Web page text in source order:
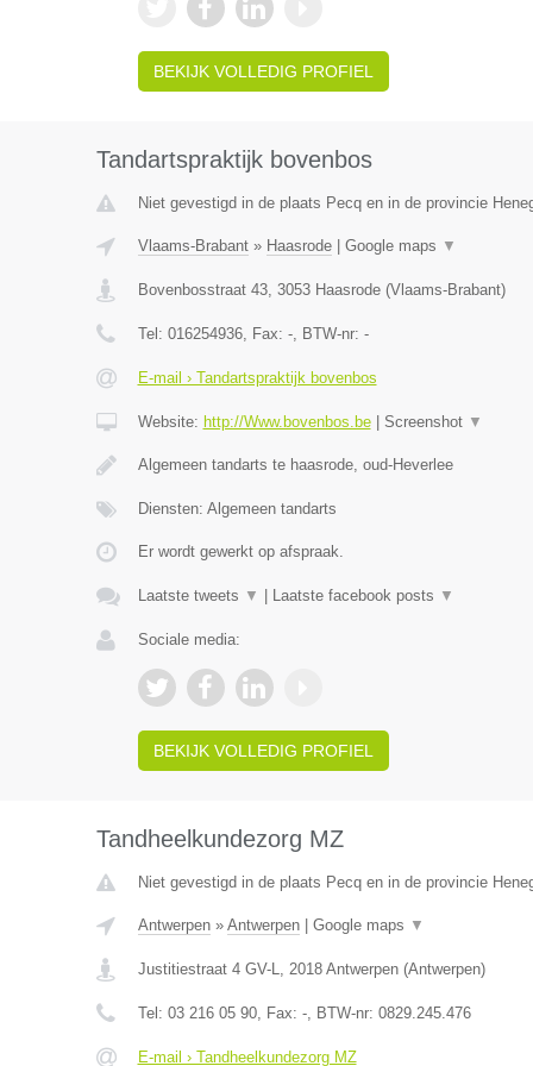
BEKIJK VOLLEDIG PROFIEL
Tandartspraktijk bovenbos
Niet gevestigd in de plaats Pecq en in de provincie
Vlaams-Brabant» Haasrode| Google maps ▼
Bovenbosstraat 43, 3053 Haasrode(Vlaams-Brabant)
Tel: 016254936, Fax: -, BTW-nr: -
E-mail › Tandartspraktijk bovenbos
Website: http://Www.bovenbos.be| Screenshot ▼
Algemeen tandarts te haasrode, oud-Heverlee
Diensten: Algemeen tandarts
Er wordt gewerkt op afspraak.
Laatste tweets ▼ Laatste facebook posts ▼
Sociale media:
BEKIJK VOLLEDIG PROFIEL
Tandheelkundezorg MZ
Niet gevestigd in de plaats Pecq en in de provincie
Antwerpen» Antwerpen| Google maps ▼
Justitiestraat 4 GV-L, 2018 Antwerpen(Antwerpen)
Tel: 03 216 05 90, Fax: -, BTW-nr: 0829.245.476
E-mail › Tandheelkundezorg MZ